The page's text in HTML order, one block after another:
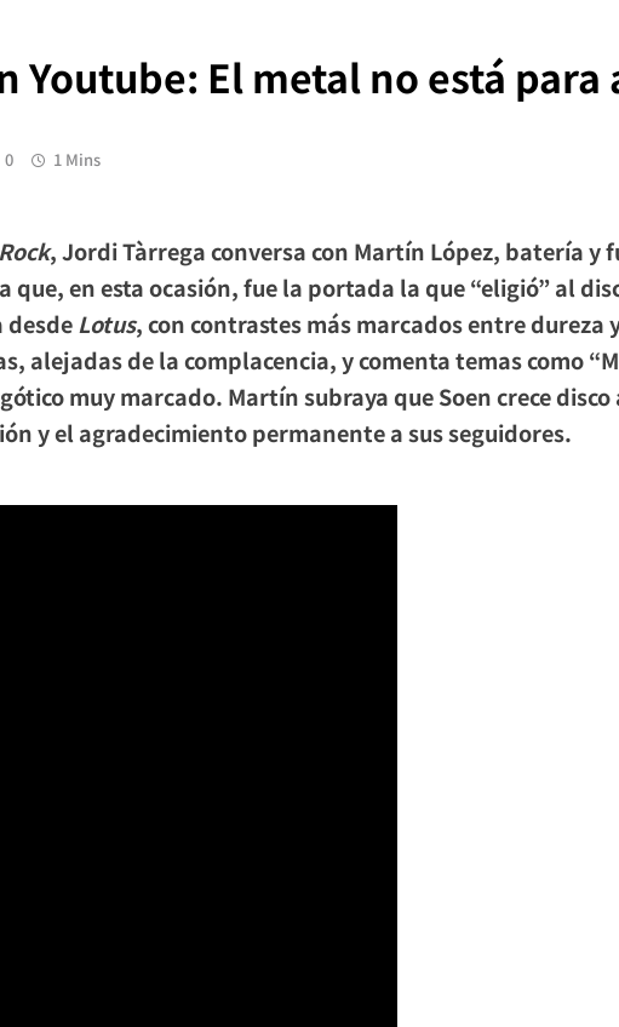
Youtube: El metal no está
0 1 Mins
, Jordi Tàrrega conversa con Martín López, batería y
que, en esta ocasión, fue la portada la que “eligió” al
desde Lotus, con contrastes más marcados entre dureza
alejadas de la complacencia, y comenta temas como “
muy marcado. Martín subraya que Soen crece
y el agradecimiento permanente a sus seguidores.